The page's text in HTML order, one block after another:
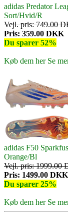
adidas Predator
Sort/Hvid/R
Vejl. pris: 749.00
Pris: 359.00 DKK
Du sparer 52%
Køb dem herSe
adidas F50
Orange/Bl
Vejl. pris: 1999.00
Pris: 1499.00 DKK
Du sparer 25%
Køb dem herSe